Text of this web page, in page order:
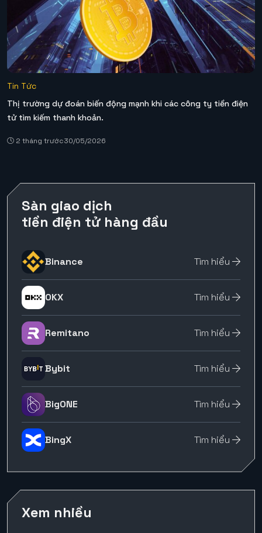
Tin Tức
Thị trường dự đoán biến động mạnh khi các công ty tiền điện
tử tìm kiếm thanh khoản.
2 tháng trước30/05/2026
Sàn giao dịch
tiền điện tử hàng đầu
Binance Tìm hiểu
OKX Tìm hiểu
Remitano Tìm hiểu
Bybit Tìm hiểu
BigONE Tìm hiểu
BingX Tìm hiểu
Xem nhiều